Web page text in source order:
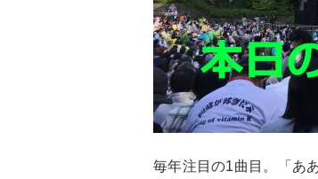
毎年注目の1曲目。「あ